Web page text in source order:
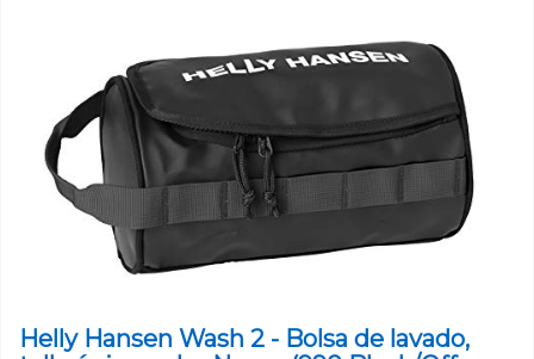
Helly Hansen Wash 2 - Bolsa de lavado,